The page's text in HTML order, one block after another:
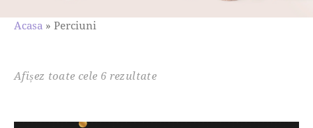
Acasa » Perciuni
Afișez toate cele 6 rezultate